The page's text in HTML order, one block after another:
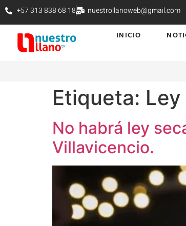
+57 313 838 68 18 nuestrollanoweb@gmail.com
INICIO
Etiqueta:
No habrá ley
Villavicencio.